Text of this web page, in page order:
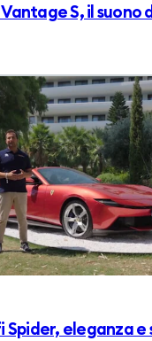
S, il suono
Spider, eleganza